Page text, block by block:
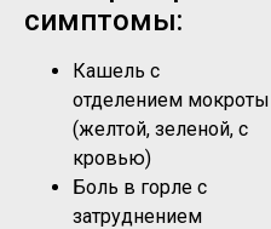
симптомы:
Кашель с
отделением мокроты
(желтой, зеленой, с
кровью)
Боль в горле с
затруднением